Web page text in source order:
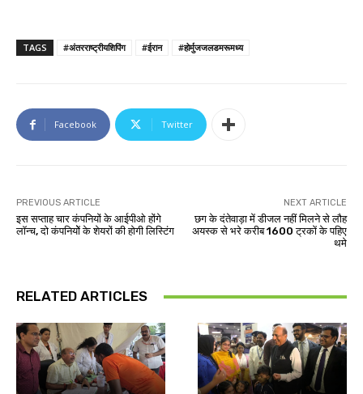
TAGS #अंतरराष्ट्रीयशिपिंग #ईरान #होर्मुजजलडमरूमध्य
Facebook Twitter
PREVIOUS ARTICLE
इस सप्ताह चार कंपनियों के आईपीओ होंगे
लॉन्च, दो कंपनियोें के शेयरों की होगी लिस्टिंग
NEXT ARTICLE
छग के दंतेवाड़ा में डीजल नहीं मिलने से लौह
अयस्क से भरे करीब 1600 ट्रकाें के पहिए
थमे
RELATED ARTICLES